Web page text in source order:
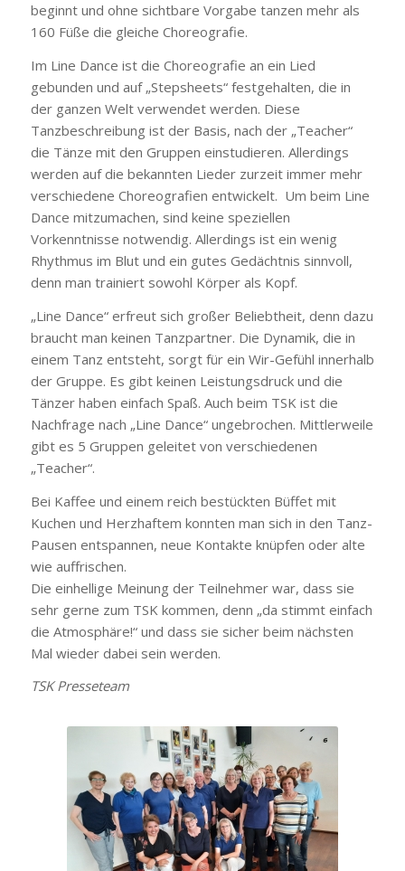
beginnt und ohne sichtbare Vorgabe tanzen mehr als
160 Füße die gleiche Choreografie.
Im Line Dance ist die Choreografie an ein Lied
gebunden und auf „Stepsheets“ festgehalten, die in
der ganzen Welt verwendet werden. Diese
Tanzbeschreibung ist der Basis, nach der „Teacher“
die Tänze mit den Gruppen einstudieren. Allerdings
werden auf die bekannten Lieder zurzeit immer mehr
verschiedene Choreografien entwickelt. Um beim Line
Dance mitzumachen, sind keine speziellen
Vorkenntnisse notwendig. Allerdings ist ein wenig
Rhythmus im Blut und ein gutes Gedächtnis sinnvoll,
denn man trainiert sowohl Körper als Kopf.
„Line Dance“ erfreut sich großer Beliebtheit, denn dazu
braucht man keinen Tanzpartner. Die Dynamik, die in
einem Tanz entsteht, sorgt für ein Wir-Gefühl innerhalb
der Gruppe. Es gibt keinen Leistungsdruck und die
Tänzer haben einfach Spaß. Auch beim TSK ist die
Nachfrage nach „Line Dance“ ungebrochen. Mittlerweile
gibt es 5 Gruppen geleitet von verschiedenen
„Teacher“.
Bei Kaffee und einem reich bestückten Büffet mit
Kuchen und Herzhaftem konnten man sich in den Tanz-
Pausen entspannen, neue Kontakte knüpfen oder alte
wie auffrischen.
Die einhellige Meinung der Teilnehmer war, dass sie
sehr gerne zum TSK kommen, denn „da stimmt einfach
die Atmosphäre!“ und dass sie sicher beim nächsten
Mal wieder dabei sein werden.
TSK Presseteam